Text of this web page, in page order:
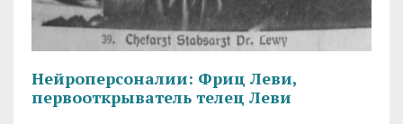
Нейроперсоналии: Фриц Леви,
первооткрыватель телец Леви